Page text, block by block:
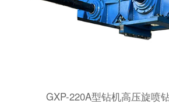
GXP-220A型钻机高压旋喷